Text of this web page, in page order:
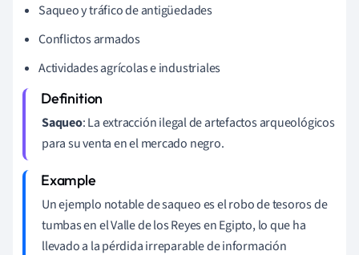
Saqueo y tráfico de antigüedades
Conflictos armados
Actividades agrícolas e industriales
Saqueo: La extracción ilegal de artefactos arqueológicos
para su venta en el mercado negro.
Un ejemplo notable de saqueo es el robo de tesoros de
tumbas en el Valle de los Reyes en Egipto, lo que ha
llevado a la pérdida irreparable de información